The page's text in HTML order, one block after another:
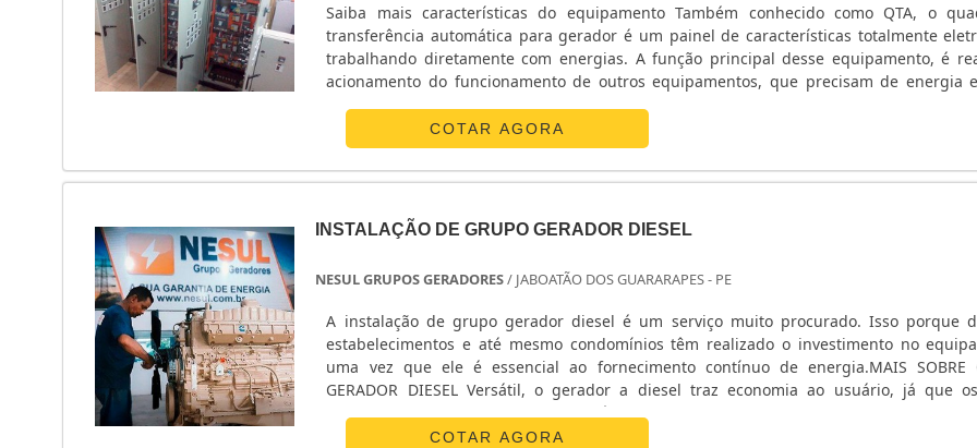
Saiba mais características do equipamento Também conhecido como QTA, o
transferência automática para gerador é um painel de características totalmente
trabalhando diretamente com energias. A função principal desse equipamento, é
acionamento do funcionamento de outros equipamentos, que precisam de energia
Caso ocorra a interrupção de energia ou alguma queda inesperada, o equipamento
COTAR AGORA
INSTALAÇÃO DE GRUPO GERADOR DIESEL
NESUL GRUPOS GERADORES/ JABOATÃO DOS GUARARAPES - PE
A instalação de grupo gerador diesel é um serviço muito procurado. Isso porque
estabelecimentos e até mesmo condomínios têm realizado o investimento no
uma vez que ele é essencial ao fornecimento contínuo de energia.MAIS SOBRE
GERADOR DIESEL Versátil, o gerador a diesel traz economia ao usuário, já que
beneficiados com a estrutura não têm aparelhos danificados por sobrecarga em
queda de energia. Além disso, é possível encontrar geradores de diversos.
COTAR AGORA